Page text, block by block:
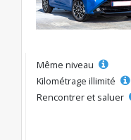
Même niveau
Kilométrage illimité
Rencontrer et saluer